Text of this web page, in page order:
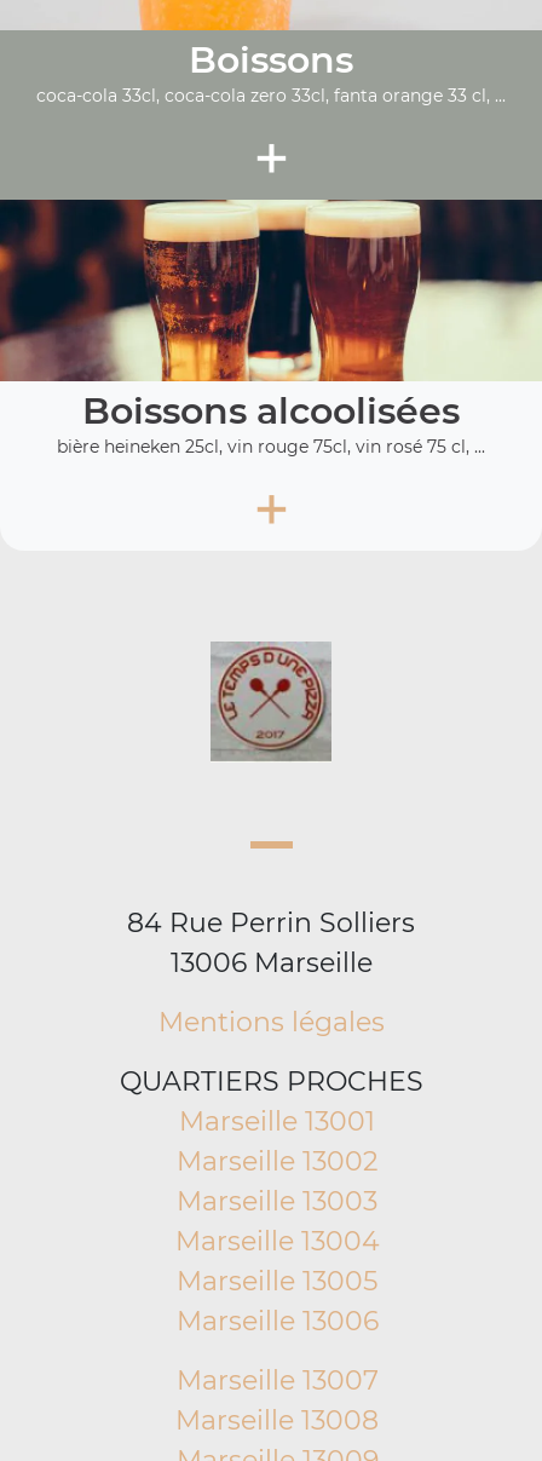
Boissons
coca-cola 33cl, coca-cola zero 33cl, fanta orange 33 cl, ...
+
Boissons alcoolisées
bière heineken 25cl, vin rouge 75cl, vin rosé 75 cl, ...
+
84 Rue Perrin Solliers
13006 Marseille
Mentions légales
QUARTIERS PROCHES
Marseille 13001
Marseille 13002
Marseille 13003
Marseille 13004
Marseille 13005
Marseille 13006
Marseille 13007
Marseille 13008